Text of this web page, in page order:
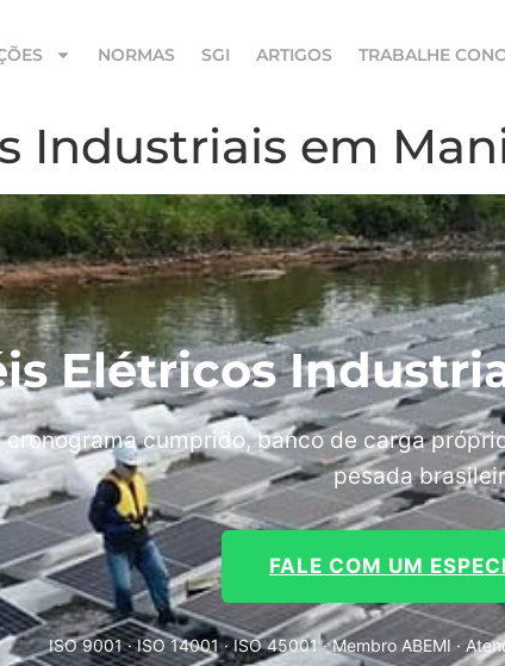
NORMAS SGI ARTIGOS TRABALHE
Industriais em
Elétricos
cumprido, banco de carga
pesada
FALE COM UM
ISO 9001 · ISO 14001 · ISO 45001 · Membro ABEMI ·